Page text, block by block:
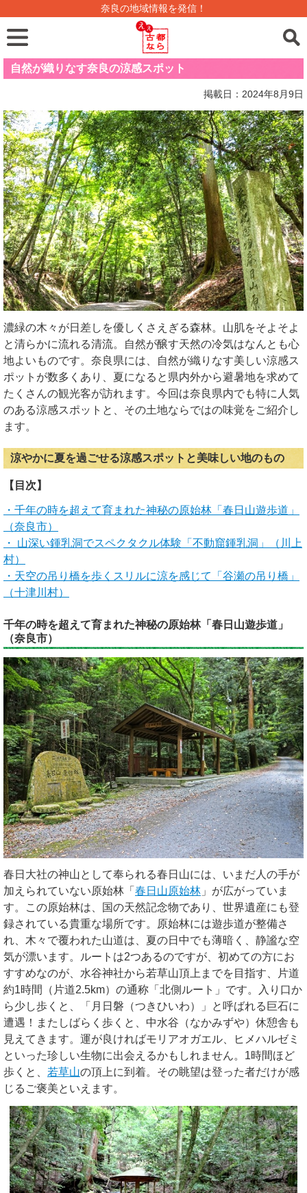
奈良の地域情報を発信！
自然が織りなす奈良の涼感スポット
掲載日：2024年8月9日
濃緑の木々が日差しを優しくさえぎる森林。山肌をそよそよ
と清らかに流れる清流。自然が醸す天然の冷気はなんとも心
地よいものです。奈良県には、自然が織りなす美しい涼感ス
ポットが数多くあり、夏になると県内外から避暑地を求めて
たくさんの観光客が訪れます。今回は奈良県内でも特に人気
のある涼感スポットと、その土地ならではの味覚をご紹介し
ます。
涼やかに夏を過ごせる涼感スポットと美味しい地のもの
【目次】
・千年の時を超えて育まれた神秘の原始林「春日山遊歩道」
（奈良市）
・ 山深い鍾乳洞でスペクタクル体験「不動窟鍾乳洞」（川上
村）
・天空の吊り橋を歩くスリルに涼を感じて「谷瀬の吊り橋」
（十津川村）
千年の時を超えて育まれた神秘の原始林「春日山遊歩道」
（奈良市）
春日大社の神山として奉られる春日山には、いまだ人の手が
加えられていない原始林「 春日山原始林 」が広がっていま
す。この原始林は、国の天然記念物であり、世界遺産にも登
録されている貴重な場所です。原始林には遊歩道が整備さ
れ、木々で覆われた山道は、夏の日中でも薄暗く、静謐な空
気が漂います。ルートは2つあるのですが、初めての方にお
すすめなのが、水谷神社から若草山頂上までを目指す、片道
約1時間（片道2.5km）の通称「北側ルート」です。入り口か
ら少し歩くと、「月日磐（つきひいわ）」と呼ばれる巨石に
遭遇！またしばらく歩くと、中水谷（なかみずや）休憩舎も
見えてきます。運が良ければモリアオガエル、ヒメハルゼミ
といった珍しい生物に出会えるかもしれません。1時間ほど
歩くと、 若草山の頂上に到着。その眺望は登った者だけが感
じるご褒美といえます。